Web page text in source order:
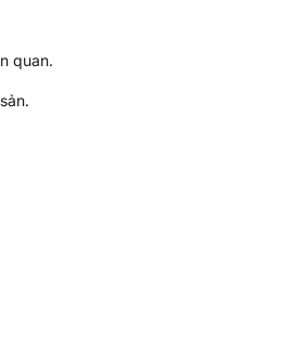
quan.